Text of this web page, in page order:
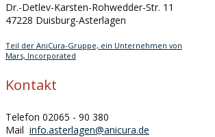
Dr.-Detlev-Karsten-Rohwedder-Str. 11
47228 Duisburg-Asterlagen
Teil der AniCura-Gruppe, ein Unternehmen von
Mars, Incorporated
Kontakt
Telefon 02065 - 90 380
Mail info.asterlagen@anicura.de